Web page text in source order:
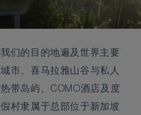
我们的目的地遍及世界主要
城市、喜马拉雅山谷与私人
热带岛屿。COMO酒店及度
假村隶属于总部位于新加坡